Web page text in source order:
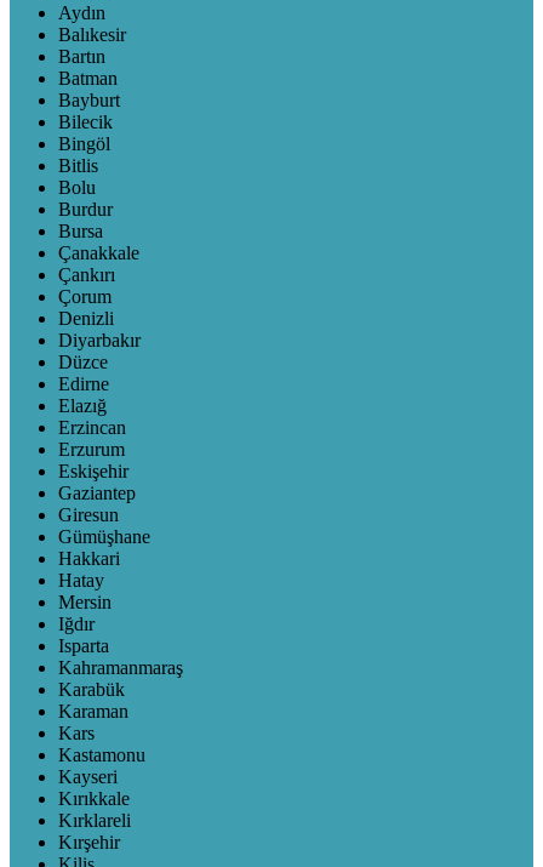
Aydın
Balıkesir
Bartın
Batman
Bayburt
Bilecik
Bingöl
Bitlis
Bolu
Burdur
Bursa
Çanakkale
Çankırı
Çorum
Denizli
Diyarbakır
Düzce
Edirne
Elazığ
Erzincan
Erzurum
Eskişehir
Gaziantep
Giresun
Gümüşhane
Hakkari
Hatay
Mersin
Iğdır
Isparta
Kahramanmaraş
Karabük
Karaman
Kars
Kastamonu
Kayseri
Kırıkkale
Kırklareli
Kırşehir